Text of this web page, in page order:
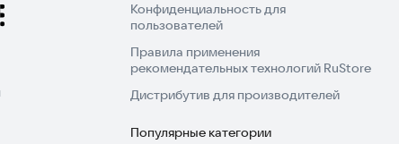
Конфиденциальность для
пользователей
Правила применения
рекомендательных технологий RuStore
Дистрибутив для производителей
Популярные категории